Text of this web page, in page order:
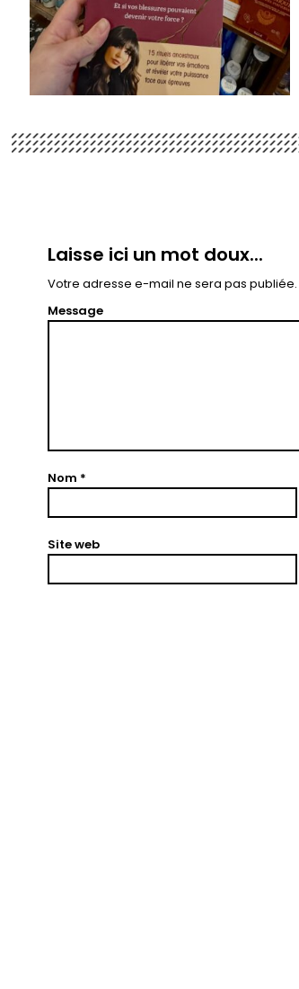
Laisse ici un mot doux...
Votre adresse e-mail ne sera pas publiée.
Message
Nom *
Site web